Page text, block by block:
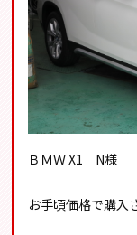
ＢＭＷ X1 N様
お手頃価格で購入